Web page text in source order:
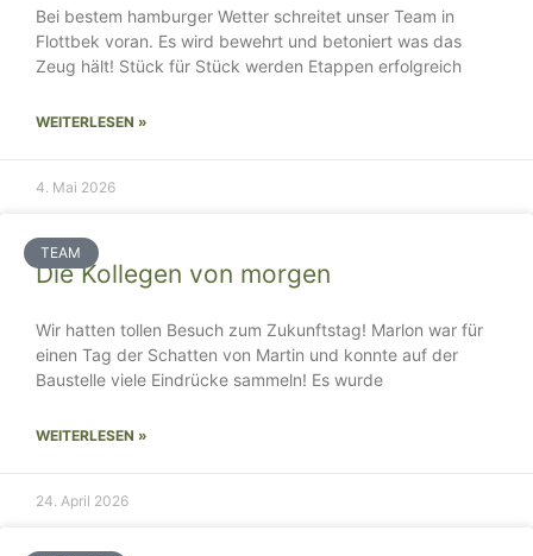
Bei bestem hamburger Wetter schreitet unser Team in
Flottbek voran. Es wird bewehrt und betoniert was das
Zeug hält! Stück für Stück werden Etappen erfolgreich
WEITERLESEN »
4. Mai 2026
TEAM
Die Kollegen von morgen
Wir hatten tollen Besuch zum Zukunftstag! Marlon war für
einen Tag der Schatten von Martin und konnte auf der
Baustelle viele Eindrücke sammeln! Es wurde
WEITERLESEN »
24. April 2026